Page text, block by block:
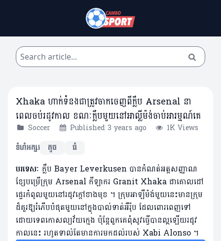
Xhaka ហាក់ទំនងជាត្រូវចាកចេញពីក្លឹប Arsenal នា
ពេលចប់រដូវកាល ខណៈក្លឹបមួយនៅអាល្លីម៉ង់ចាប់អារម្មណ៍គេ
Soccer Published 3 years ago
1K Views
ទំហំអក្សរ
តូច ធំ
បរទេសៈ ក្លឹប Bayer Leverkusen បានកំណត់អត្តសញ្ញាណ
ខ្សែបម្រើក្រុម Arsenal កីឡាករ Granit Xhaka ជាគោលដៅ
ផ្ទេរកំពូលមួយនៅរដូវក្តៅខាងមុខ ។ ក្រុមអាឡឺម៉ង់មួយនេះមានក្រុម
ដ៏គួរឱ្យរំភើបបំផុតមួយនៅក្នុងបាល់ទាត់អឺរ៉ុប ដែលពោរពេញទៅ
ដោយទេពកោសល្យវ័យក្មេង ប៉ុន្តែពួកគេពុំសូវធ្វើបានល្អឡើយរដូវ
កាលនេះ រហូតទាល់តែមានការមកដល់របស់ Xabi Alonso ។